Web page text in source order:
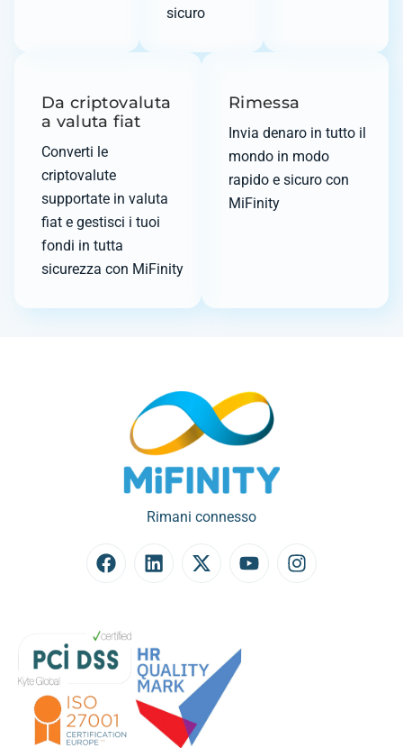
sicuro
Da criptovaluta
a valuta fiat
Converti le
criptovalute
supportate in valuta
fiat e gestisci i tuoi
fondi in tutta
sicurezza con MiFinity
Rimessa
Invia denaro in tutto il
mondo in modo
rapido e sicuro con
MiFinity
Rimani connesso